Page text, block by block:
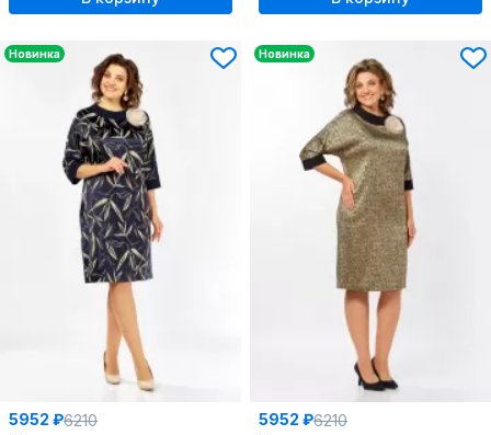
Новинка
5952 ₽6210
Новинка
5952 ₽6210